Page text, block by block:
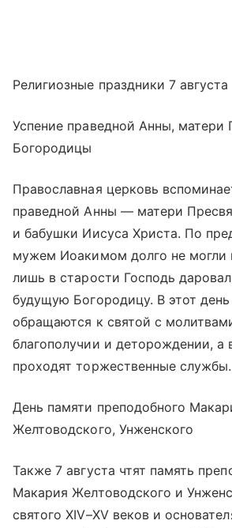
Религиозные праздники 7 августа
Успение праведной Анны, матери
Богородицы
Православная церковь
праведной Анны — матери
и бабушки Иисуса Христа. По
мужем Иоакимом долго не могли
лишь в старости Господь
будущую Богородицу. В этот
обращаются к святой с
благополучии и деторождении, а
проходят торжественные службы.
День памяти преподобного
Желтоводского, Унженского
Также 7 августа чтят память
Макария Желтоводского и
святого XIV–XV веков и